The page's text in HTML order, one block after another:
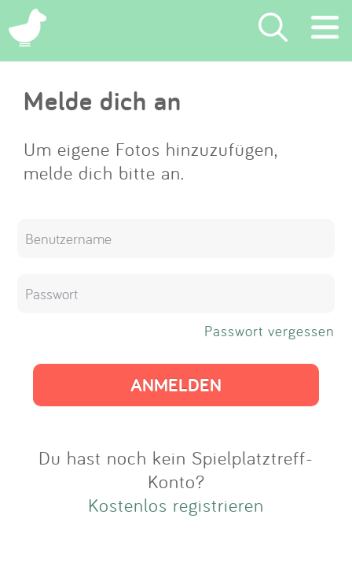
×
Suchen
Eintragen
App
Melde dich an
Um eigene Fotos hinzuzufügen,
melde dich bitte an.
Passwort vergessen
Du hast noch kein Spielplatztreff-
Konto?
Kostenlos registrieren